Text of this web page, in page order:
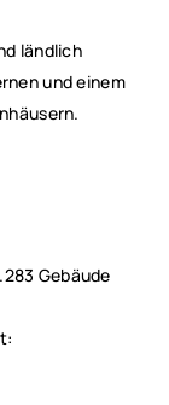
ländlich
und einem
Gebäude